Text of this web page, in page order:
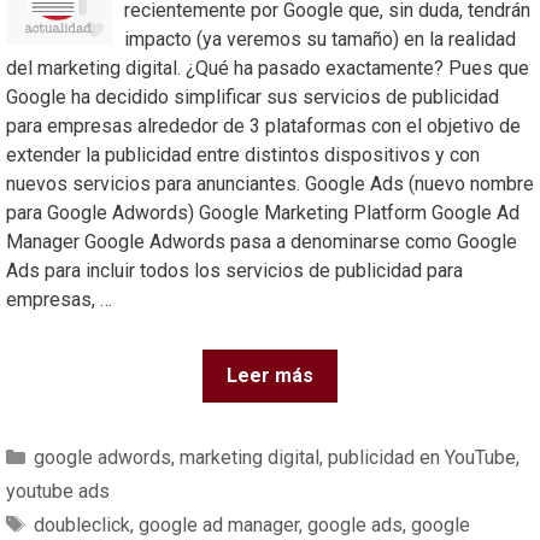
recientemente por Google que, sin duda, tendrán
impacto (ya veremos su tamaño) en la realidad
del marketing digital. ¿Qué ha pasado exactamente? Pues que
Google ha decidido simplificar sus servicios de publicidad
para empresas alrededor de 3 plataformas con el objetivo de
extender la publicidad entre distintos dispositivos y con
nuevos servicios para anunciantes. Google Ads (nuevo nombre
para Google Adwords) Google Marketing Platform Google Ad
Manager Google Adwords pasa a denominarse como Google
Ads para incluir todos los servicios de publicidad para
empresas, …
Leer más
google adwords, marketing digital, publicidad en YouTube,
youtube ads
doubleclick, google ad manager, google ads, google